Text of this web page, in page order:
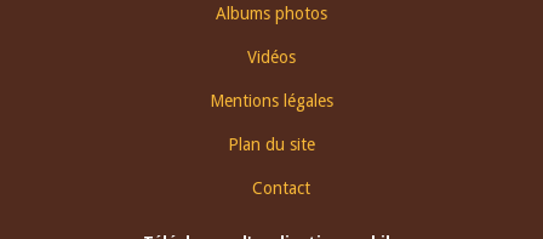
Albums photos
Vidéos
Mentions légales
Plan du site
Contact